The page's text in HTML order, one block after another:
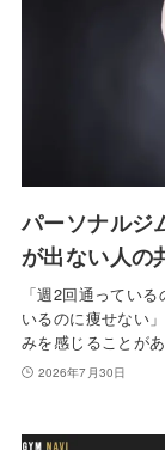
パーソナルジ
が出ない人の
「週2回通ってい
いるのに痩せない
みを感じることが
2026年7月30日